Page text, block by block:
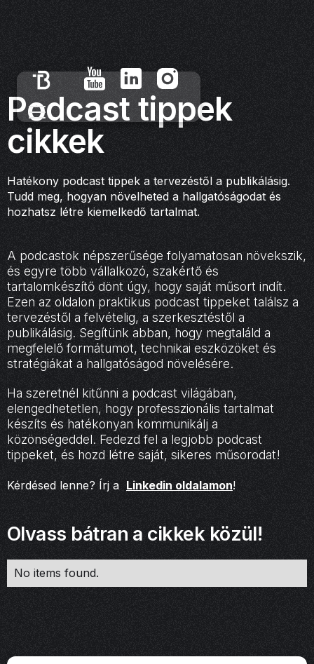
Podcast tippek
cikkek
Hatékony podcast tippek a tervezéstől a publikálásig.
Tudd meg, hogyan növelheted a hallgatóságodat és
hozhatsz létre kiemelkedő tartalmat.
A podcastok népszerűsége folyamatosan növekszik,
és egyre több vállalkozó, szakértő és
tartalomkészítő dönt úgy, hogy saját műsort indít.
Ezen az oldalon praktikus podcast tippeket találsz a
tervezéstől a felvételig, a szerkesztéstől a
publikálásig. Segítünk abban, hogy megtaláld a
megfelelő formátumot, technikai eszközöket és
stratégiákat a hallgatóságod növelésére.
Ha szeretnél kitűnni a podcast világában,
elengedhetetlen, hogy professzionális tartalmat
készíts és hatékonyan kommunikálj a
közönségeddel. Fedezd fel a legjobb podcast
tippeket, és hozd létre saját, sikeres műsorodat!
Kérdésed lenne? Írj a Linkedin oldalamon!
Olvass bátran a cikkek közül!
No items found.